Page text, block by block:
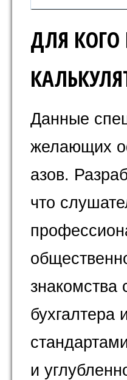
ДЛЯ КОГО
Данные
желающих
азов.
что
и